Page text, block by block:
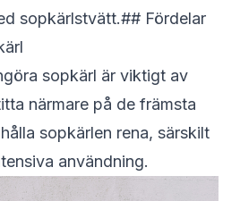
sopkärlstvätt.## Fördelar
sopkärl är viktigt av
närmare på de främsta
sopkärlen rena, särskilt
användning.